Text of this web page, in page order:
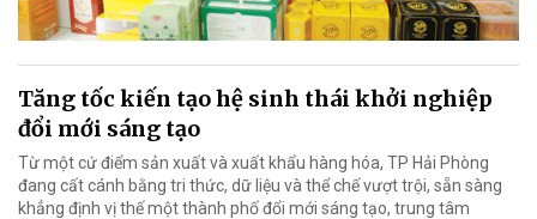
Tăng tốc kiến tạo hệ sinh thái khởi nghiệp
đổi mới sáng tạo
Từ một cứ điểm sản xuất và xuất khẩu hàng hóa, TP Hải Phòng
đang cất cánh bằng tri thức, dữ liệu và thể chế vượt trội, sẵn sàng
khẳng định vị thế một thành phố đổi mới sáng tạo, trung tâm